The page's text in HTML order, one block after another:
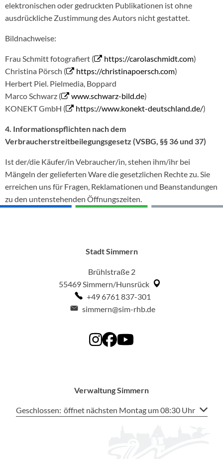
elektronischen oder gedruckten Publikationen ist ohne
ausdrückliche Zustimmung des Autors nicht gestattet.
Bildnachweise:
Frau Schmitt fotografiert ( https://carolaschmidt.com)
Christina Pörsch (
https://christinapoersch.com)
Herbert Piel. Pielmedia, Boppard
Marco Schwarz (
www.schwarz-bild.de)
KONEKT GmbH (
https://www.konekt-deutschland.de/)
4. Informationspflichten nach dem
Verbraucherstreitbeilegungsgesetz (VSBG, §§ 36 und 37)
Ist der/die Käufer/in Vebraucher/in, stehen ihm/ihr bei
Mängeln der gelieferten Ware die gesetzlichen Rechte zu. Sie
erreichen uns für Fragen, Reklamationen und Beanstandungen
zu den untenstehenden Öffnungszeiten.
Stadt Simmern
Brühlstraße 2
55469Simmern/Hunsrück
+49 6761 837-301
simmern@sim-rhb.de
Verwaltung Simmern
Klicken, um weitere Öffnungs- oder Schließzeiten
Geschlossen: öffnet nächsten Montag um 08:30 Uhr